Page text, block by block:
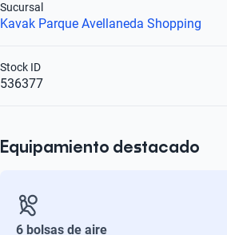
Kavak Parque Avellaneda Shopping
Sucursal
536377
Stock ID
Equipamiento destacado
6 bolsas de aire